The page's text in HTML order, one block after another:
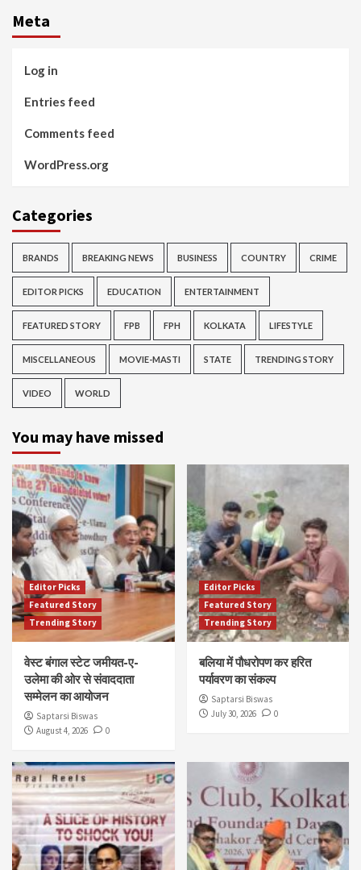
Meta
Log in
Entries feed
Comments feed
WordPress.org
Categories
BRANDS BREAKING NEWS BUSINESS COUNTRY CRIME
EDITOR PICKS EDUCATION ENTERTAINMENT
FEATURED STORY FPB FPH KOLKATA LIFESTYLE
MISCELLANEOUS MOVIE-MASTI STATE TRENDING STORY
VIDEO WORLD
You may have missed
Editor Picks
Featured Story
Trending Story
वेस्ट बंगाल स्टेट जमीयत-ए-
उलेमा की ओर से संवाददाता
सम्मेलन का आयोजन
Saptarsi Biswas
August 4, 2026
0
Editor Picks
Featured Story
Trending Story
बलिया में पौधरोपण कर हरित
पर्यावरण का संकल्प
Saptarsi Biswas
July 30, 2026
0